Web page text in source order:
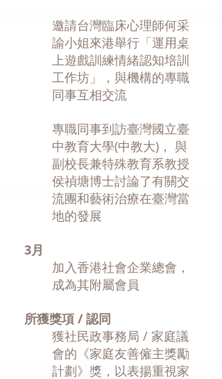
邀請台灣臨床心理師何采
諭小姐來港舉行「運用桌
上遊戲訓練情緒認知培訓
工作坊」，與機構的專職
同事互相交流
專職同事到訪臺灣國立臺
中教育大學(中教大)， 與
副校長兼特殊教育系教授
侯禎塘博士討論了有關交
流團和藝術治療在臺灣當
地的發展
3月
​加入香港社會企業總會，
成為其附屬會員
所獲獎項 / 認同
獲社民政事務局 / 家庭議
會的《家庭友善僱主獎勵
計劃》獎，以表揚重視家